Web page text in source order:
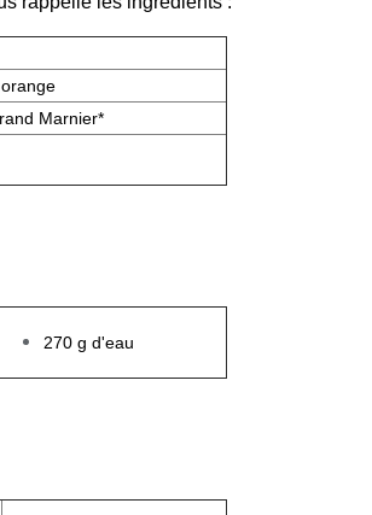
Marnier*
270 g d'eau